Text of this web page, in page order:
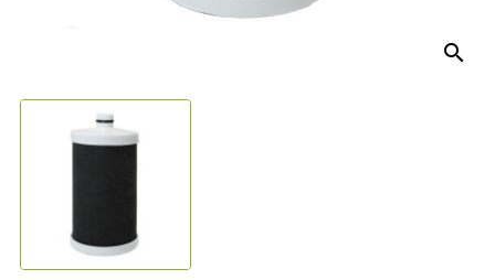
search